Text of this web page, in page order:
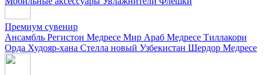
Премиум сувенир
Ансамбль Регистон Медресе Мир Араб Медресе Тиллакори
Орда Худояр-хана Стелла новый Узбекистан Шердор Медресе